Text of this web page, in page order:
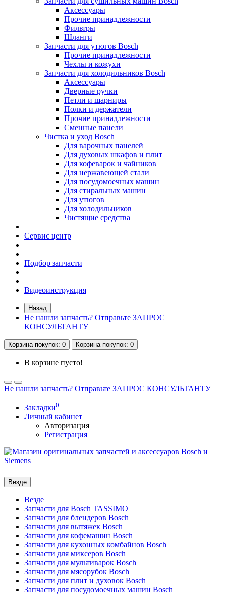
Аксессуары
Прочие принадлежности
Фильтры
Шланги
Запчасти для утюгов Bosch
Прочие принадлежности
Чехлы и кожухи
Запчасти для холодильников Bosch
Аксессуары
Дверные ручки
Петли и шарниры
Полки и держатели
Прочие принадлежности
Сменные панели
Чистка и уход Bosch
Для варочных панелей
Для духовых шкафов и плит
Для кофеварок и чайников
Для нержавеющей стали
Для посудомоечных машин
Для стиральных машин
Для утюгов
Для холодильников
Чистящие средства
Сервис центр
Подбор запчасти
Видеоинструкция
Назад
Не нашли запчасть? Отправьте ЗАПРОС
КОНСУЛЬТАНТУ
Корзинапокупок: 0 Корзинапокупок: 0
В корзине пусто!
Не нашли запчасть? Отправьте ЗАПРОС КОНСУЛЬТАНТУ
Закладки0
Личный кабинет
Авторизация
Регистрация
Везде
Везде
Запчасти для Bosch TASSIMO
Запчасти для блендеров Bosch
Запчасти для вытяжек Bosch
Запчасти для кофемашин Bosch
Запчасти для кухонных комбайнов Bosch
Запчасти для миксеров Bosch
Запчасти для мультиварок Bosch
Запчасти для мясорубок Bosch
Запчасти для плит и духовок Bosch
Запчасти для посудомоечных машин Bosch